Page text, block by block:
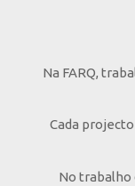
Na FARQ,
Cada
No trabalho